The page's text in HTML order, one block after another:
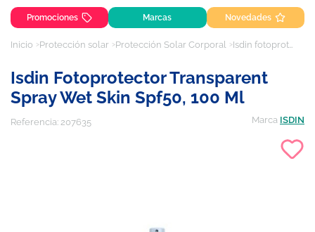
Promociones Marcas Novedades
Inicio Protección solar Protección Solar Corporal Isdin fotoprotector transparent spray wet skin spf50, 100 ml
Isdin Fotoprotector Transparent
Spray Wet Skin Spf50, 100 Ml
Referencia: 207635 Marca ISDIN